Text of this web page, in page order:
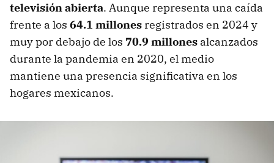
televisión abierta. Aunque representa una caída
frente a los 64.1 millones registrados en 2024 y
muy por debajo de los 70.9 millones alcanzados
durante la pandemia en 2020, el medio
mantiene una presencia significativa en los
hogares mexicanos.